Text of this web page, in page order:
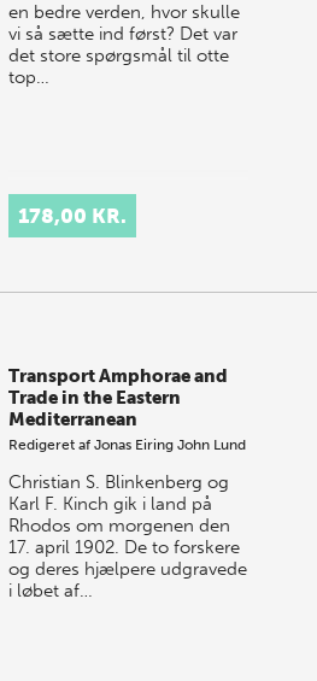
en bedre verden, hvor skulle
vi så sætte ind først? Det var
det store spørgsmål til otte
top…
178,00 KR.
Transport Amphorae and
Trade in the Eastern
Mediterranean
Redigeret afJonas Eiring John Lund
Christian S. Blinkenberg og
Karl F. Kinch gik i land på
Rhodos om morgenen den
17. april 1902. De to forskere
og deres hjælpere ud­gravede
i løbet af…